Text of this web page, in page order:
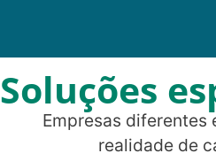
Soluções
Empresas diferentes
realidade de